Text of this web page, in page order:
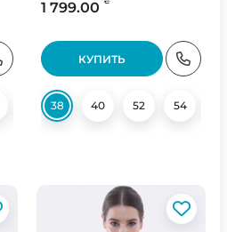
54
1 799.00
КУПИТЬ
38 40 52 54